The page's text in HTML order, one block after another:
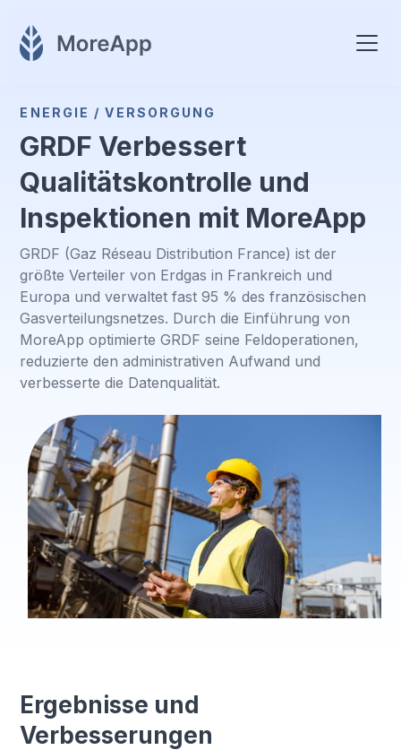
ENERGIE / VERSORGUNG
GRDF Verbessert
Qualitätskontrolle und
Inspektionen mit MoreApp
GRDF (Gaz Réseau Distribution France) ist der
größte Verteiler von Erdgas in Frankreich und
Europa und verwaltet fast 95 % des französischen
Gasverteilungsnetzes. Durch die Einführung von
MoreApp optimierte GRDF seine Feldoperationen,
reduzierte den administrativen Aufwand und
verbesserte die Datenqualität.
Ergebnisse und
Verbesserungen